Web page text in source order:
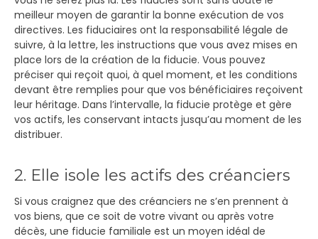
meilleur moyen de garantir la bonne exécution de vos
directives. Les fiduciaires ont la responsabilité légale de
suivre, à la lettre, les instructions que vous avez mises en
place lors de la création de la fiducie. Vous pouvez
préciser qui reçoit quoi, à quel moment, et les conditions
devant être remplies pour que vos bénéficiaires reçoivent
leur héritage. Dans l’intervalle, la fiducie protège et gère
vos actifs, les conservant intacts jusqu’au moment de les
distribuer.
2. Elle isole les actifs des créanciers
Si vous craignez que des créanciers ne s’en prennent à
vos biens, que ce soit de votre vivant ou après votre
décès, une fiducie familiale est un moyen idéal de